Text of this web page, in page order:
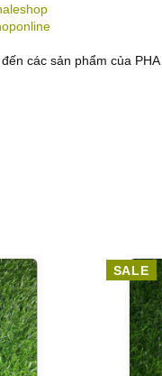
các sản phẩm của PHA
SALE